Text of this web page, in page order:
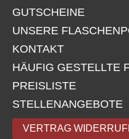
GUTSCHEINE
UNSERE
KONTAKT
HÄUFIG GESTELLTE
PREISLISTE
STELLENANGEBOTE
VERTRAG